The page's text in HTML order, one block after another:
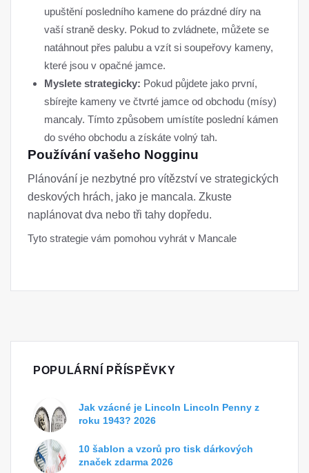
upuštění posledního kamene do prázdné díry na
vaší straně desky. Pokud to zvládnete, můžete se
natáhnout přes palubu a vzít si soupeřovy kameny,
které jsou v opačné jamce.
Myslete strategicky: Pokud půjdete jako první,
sbírejte kameny ve čtvrté jamce od obchodu (mísy)
mancaly. Tímto způsobem umístíte poslední kámen
do svého obchodu a získáte volný tah.
Používání vašeho Nogginu
Plánování je nezbytné pro vítězství ve strategických
deskových hrách, jako je mancala. Zkuste
naplánovat dva nebo tři tahy dopředu.
Tyto strategie vám pomohou vyhrát v Mancale
POPULÁRNÍ PŘÍSPĚVKY
Jak vzácné je Lincoln Lincoln Penny z
roku 1943? 2026
10 šablon a vzorů pro tisk dárkových
značek zdarma 2026